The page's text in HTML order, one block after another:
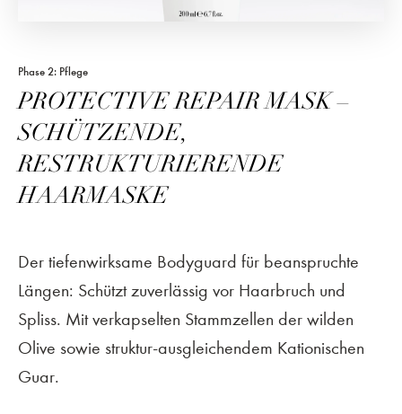
Phase 2: Pflege
PROTECTIVE REPAIR MASK –
SCHÜTZENDE,
RESTRUKTURIERENDE
HAARMASKE
Der tiefenwirksame Bodyguard für beanspruchte
Längen: Schützt zuverlässig vor Haarbruch und
Spliss. Mit verkapselten Stammzellen der wilden
Olive sowie struktur-ausgleichendem Kationischen
Guar.